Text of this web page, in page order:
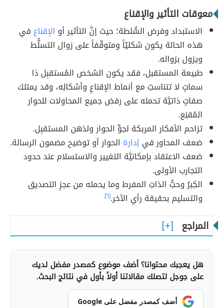
معوقات التأثير والإقناع
الاستبداد وفرض السُّلطة؛ حيث إنَّ التأثير أو الإقناع في
هذه الحالة يكون شكليّاً ومتوقّفاً على زوال التسلُّط
ويزول بزواله.
طبيعة المستقبل، فقد يكون الشخص المُستقبِل ذا
سماتٍ لا تتناسبُ مع أنماط الإقناعِ وأشكالِه، وقد يمتلك
صفاتٍ ذاتيَّة تحمله على رفض جميع المحاولات للحوار
المُقنِع.
تزاحم الأفكار المربكة لجوِّ الحوار ولذهن المستقبِل.
ضعف المحاور في إدارة الحوار أو توضيح مضمون الرسالة.
ضعف الاعتقاد بإمكانيَّة التغيير والاستسلام عند حدود
التجارب الأولى.
الكِبرُ وحبُّ الذاتِ المفرط وما يحمله من عجزِ التصديق
والتسليم بحقيقة رأي الآخر.[٦]
المراجع
هل يعجبك محتوانا؟ أضف موضوع كمصدر مفضل لديك
على جوجل لتصلك مقالاتنا أولاً بأول في نتائج البحث.
أضف كمصدر مفضل على Google